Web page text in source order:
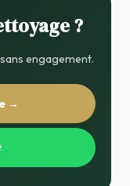
?
engagement.
→